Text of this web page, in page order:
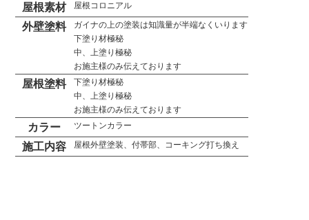
屋根素材 屋根コロニアル
外壁塗料
ガイナの上の塗装は知識量が半端なくいります
下塗り材極秘
中、上塗り極秘
お施主様のみ伝えております
屋根塗料
下塗り材極秘
中、上塗り極秘
お施主様のみ伝えております
カラー ツートンカラー
施工内容 屋根外壁塗装、付帯部、コーキング打ち換え